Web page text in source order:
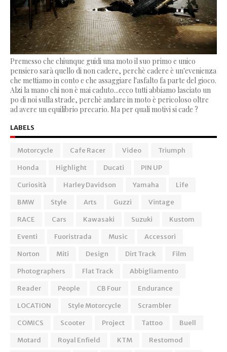
Premesso che chiunque guidi una moto il suo primo e unico
pensiero sarà quello di non cadere, perchè cadere è un'evenienza
che mettiamo in conto e che assaggiare l'asfalto fa parte del gioco.
Alzi la mano chi non è mai caduto...ecco tutti abbiamo lasciato un
po di noi sulla strade, perchè andare in moto è pericoloso oltre
ad avere un equilibrio precario. Ma per quali motivi si cade ?
LABELS
Motorcycle Cafe Racer Video
Triumph
Honda
Highlight Ducati
PIN UP
Curiosità
Harley Davidson Yamaha
Life
BMW
Style Arts Guzzi
Vintage
RACE
Cars Kawasaki Suzuki
Kustom
Eventi
Fuoristrada Music
Accessori
Norton
Miti Design Dirt Track
Film
Photographers
Flat Track
Abbigliamento
Reader
People CB Four
Endurance
LOCATION
Style Motorcycle
Scrambler
COMICS
Scooter Project Tattoo
Buell
Motard
Royal Enfield KTM
Restomod